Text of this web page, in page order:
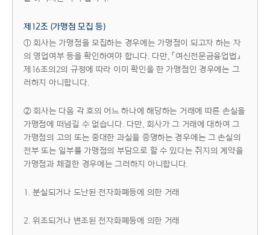
제12조 (가맹점 모집 등)
① 회사는 가맹점을 모집하는 경우에는 가맹점이 되고자 하는 자
의 영업여부 등을 확인하여야 합니다. 다만, 「여신전문금융업법」
제16조의2의 규정에 따라 이미 확인을 한 가맹점인 경우에는 그
러하지 아니합니다.
② 회사는 다음 각 호의 어느 하나에 해당하는 거래에 따른 손실을
가맹점에 떠넘길 수 없습니다. 다만, 회사가 그 거래에 대하여 그
가맹점의 고의 또는 중대한 과실을 증명하는 경우에는 그 손실의
전부 또는 일부를 가맹점의 부담으로 할 수 있다는 취지의 계약을
가맹점과 체결한 경우에는 그러하지 아니합니다.
1. 분실되거나 도난된 전자화폐등에 의한 거래
2. 위조되거나 변조된 전자화폐등에 의한 거래